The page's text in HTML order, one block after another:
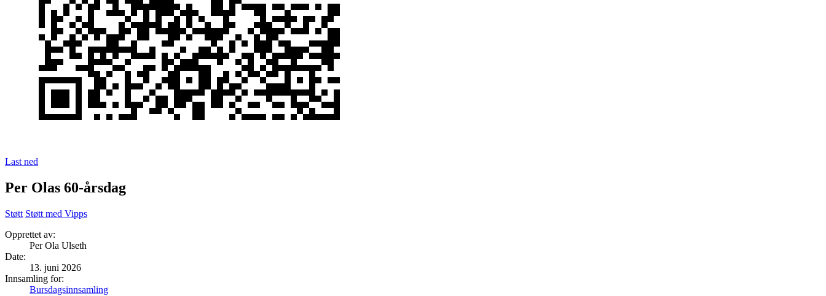
Last ned
Per Olas 60-årsdag
Støtt Støtt med Vipps
Opprettet av:
Per Ola Ulseth
Date:
13. juni 2026
Innsamling for:
Bursdagsinnsamling